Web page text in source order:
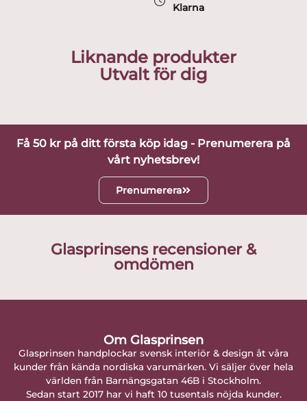
Klarna
Liknande produkter
Utvalt för dig
Få 50 kr på ditt första köp idag - Prenumerera på
vårt nyhetsbrev!
Prenumerera
Glasprinsens recensioner &
omdömen
Om Glasprinsen
Glasprinsen handplockar svensk interiör & design åt våra
kunder från kända nordiska varumärken. Vi säljer över hela
världen från Barnängsgatan 46B i Stockholm.
Sedan start 2017 har vi haft 10 tusentals nöjda kunder.